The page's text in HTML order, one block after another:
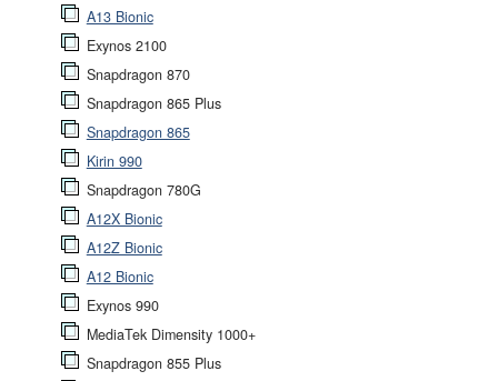
A13 Bionic
Exynos 2100
Snapdragon 870
Snapdragon 865 Plus
Snapdragon 865
Kirin 990
Snapdragon 780G
A12X Bionic
A12Z Bionic
A12 Bionic
Exynos 990
MediaTek Dimensity 1000+
Snapdragon 855 Plus